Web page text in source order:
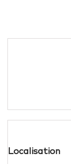
Localisation